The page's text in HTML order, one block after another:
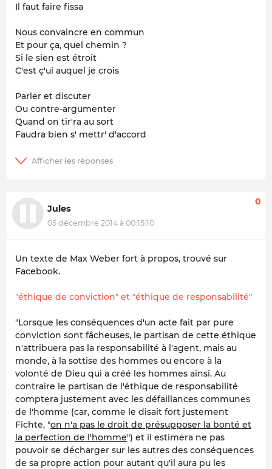
Il faut faire fissa
Nous convaincre en commun
Et pour ça, quel chemin ?
Si le sien est étroit
C'est ç'ui auquel je crois
Parler et discuter
Ou contre-argumenter
Quand on tir'ra au sort
Faudra bien s' mettr' d'accord
Jules
05 décembre 2014 à 00:15:10
0
Un texte de Max Weber fort à propos, trouvé sur
Facebook.
"éthique de conviction" et "éthique de responsabilité"
"Lorsque les conséquences d'un acte fait par pure
conviction sont fâcheuses, le partisan de cette éthique
n'attribuera pas la responsabilité à l'agent, mais au
monde, à la sottise des hommes ou encore à la
volonté de Dieu qui a créé les hommes ainsi. Au
contraire le partisan de l'éthique de responsabilité
comptera justement avec les défaillances communes
de l'homme (car, comme le disait fort justement
Fichte, "on n'a pas le droit de présupposer la bonté et
la perfection de l'homme") et il estimera ne pas
pouvoir se décharger sur les autres des conséquences
de sa propre action pour autant qu'il aura pu les